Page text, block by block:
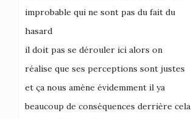
improbable qui ne sont pas du fait du
hasard
il doit pas se dérouler ici alors on
réalise que ses perceptions sont justes
et ça nous amène évidemment il ya
beaucoup de conséquences derrière cela